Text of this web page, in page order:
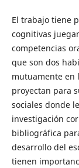
El trabajo tiene
cognitivas
competencias
que son dos
mutuamente en
proyectan para
sociales donde
investigación
bibliográfica
desarrollo del
tienen